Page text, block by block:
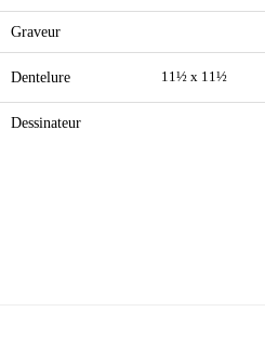
Graveur
Dentelure 11½ x 11½
Dessinateur